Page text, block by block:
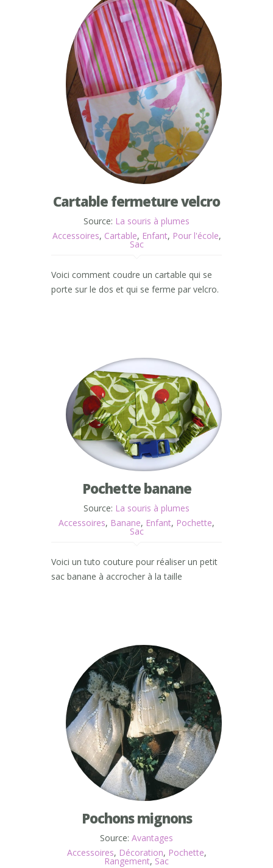
Cartable fermeture velcro
Source: La souris à plumes
Accessoires, Cartable, Enfant, Pour l'école,
Sac
Voici comment coudre un cartable qui se
porte sur le dos et qui se ferme par velcro.
Pochette banane
Source: La souris à plumes
Accessoires, Banane, Enfant, Pochette,
Sac
Voici un tuto couture pour réaliser un petit
sac banane à accrocher à la taille
Pochons mignons
Source: Avantages
Accessoires, Décoration, Pochette,
Rangement, Sac